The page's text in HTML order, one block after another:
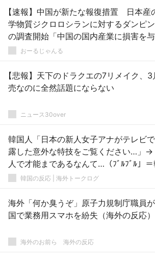
【速報】中国が新たな報復措置 日本産
学物質ジクロロシランに対するダンピ
の調査開始「中国の国内産業に損害を与
ている」
おーるじゃんる
【悲報】天下のドラクエの7リメイク、3
売なのに全然話題にならない
ニュース30over
韓国人「日本の新人女子アナがテレビ
露した意外な特技をご覧ください…」→
人で才能まであるなんて…（ﾌﾞﾙﾌﾞﾙ」＝
の反応韓国の反応 | 海外トークログ
海外「何か臭うぞ」原子力規制庁職員
国で業務用スマホを紛失（海外の反応）
海外のお前ら 海外の反応